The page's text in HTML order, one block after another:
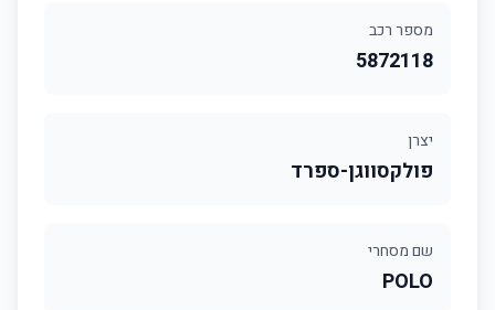
מספר רכב
5872118
יצרן
פולקסווגן-ספרד
שם מסחרי
POLO